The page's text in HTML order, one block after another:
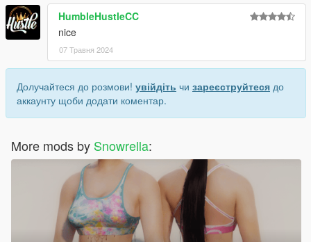
HumbleHustleCC
nice
07 Травня 2024
Долучайтеся до розмови! увійдіть чи зареєструйтеся до
аккаунту щоби додати коментар.
More mods by Snowrella: